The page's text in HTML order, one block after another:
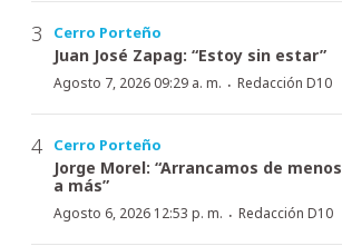
Cerro Porteño
Juan José Zapag: “Estoy sin estar”
Agosto 7, 2026 09:29 a. m. · Redacción D10
Cerro Porteño
Jorge Morel: “Arrancamos de menos
a más”
Agosto 6, 2026 12:53 p. m. · Redacción D10